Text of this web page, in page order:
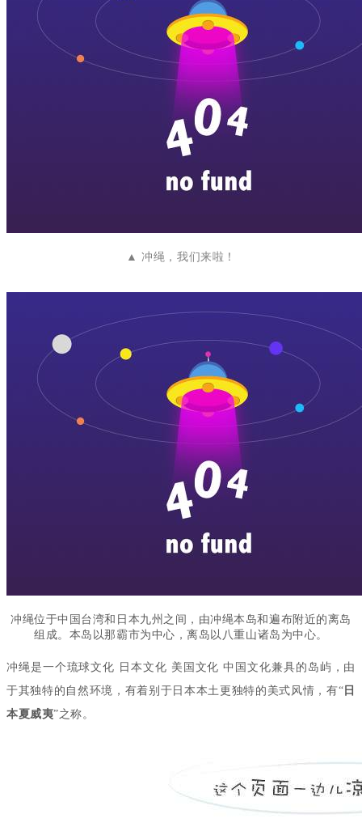
▲ 冲绳，我们来啦！
冲绳位于中国台湾和日本九州之间，由冲绳本岛和遍布附近的离岛
组成。本岛以那霸市为中心，离岛以八重山诸岛为中心。
冲绳是一个琉球文化 日本文化 美国文化 中国文化兼具的岛屿，由
于其独特的自然环境，有着别于日本本土更独特的美式风情，有“ 日
本夏威夷”之称。